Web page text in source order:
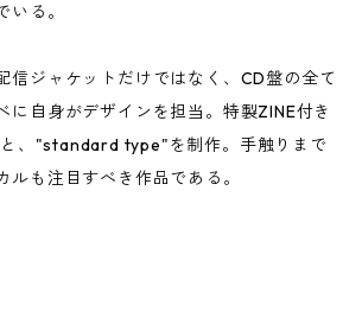
いる。
信ジャケットだけではなく、CD盤の全て
に自身がデザインを担当。特製ZINE付き
、"standard type"を制作。手触りまで
ルも注目すべき作品である。